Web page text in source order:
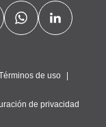
de uso
de privacidad